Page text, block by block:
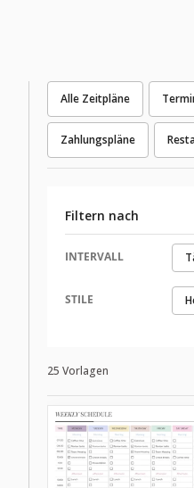
Alle Zeitpläne
Zahlungspläne
Filtern nach
INTERVALL
STILE
25 Vorlagen